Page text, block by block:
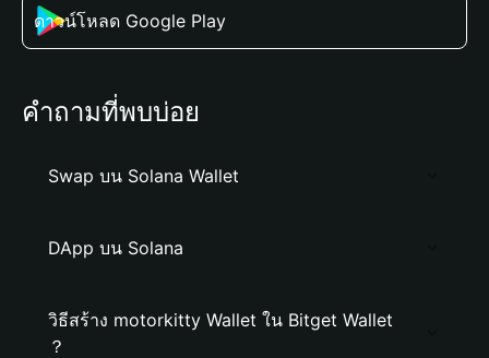
ดาวน์โหลด Google Play
คำถามที่พบบ่อย
Swap บน Solana Wallet
DApp บน Solana
วิธีสร้าง motorkitty Wallet ใน Bitget Wallet
？